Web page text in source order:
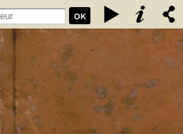
OK
dans lequel on traite de
les plantes, de ses effets sur
vertus médico & nutritivo-
moyens de pratique de l'appliquer